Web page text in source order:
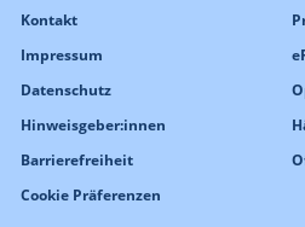
Kontakt
Impressum
Datenschutz
Hinweisgeber:innen
Barrierefreiheit
Cookie Präferenzen